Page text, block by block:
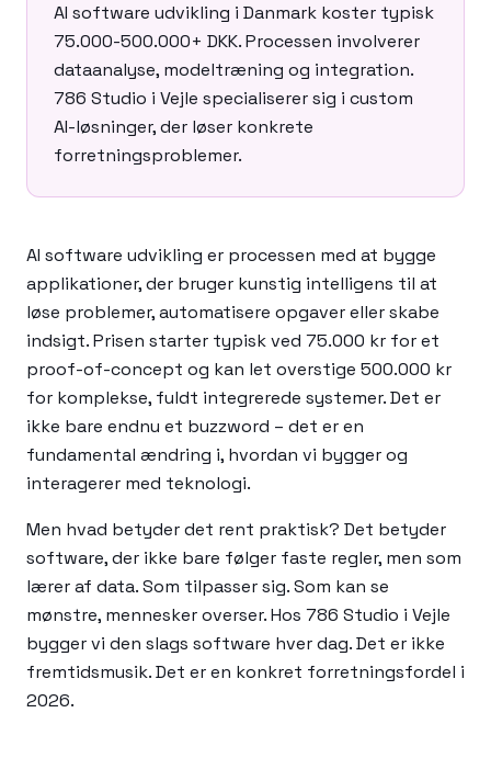
AI software udvikling i Danmark koster typisk
75.000-500.000+ DKK. Processen involverer
dataanalyse, modeltræning og integration.
786 Studio i Vejle specialiserer sig i custom
AI-løsninger, der løser konkrete
forretningsproblemer.
AI software udvikling er processen med at bygge
applikationer, der bruger kunstig intelligens til at
løse problemer, automatisere opgaver eller skabe
indsigt. Prisen starter typisk ved 75.000 kr for et
proof-of-concept og kan let overstige 500.000 kr
for komplekse, fuldt integrerede systemer. Det er
ikke bare endnu et buzzword – det er en
fundamental ændring i, hvordan vi bygger og
interagerer med teknologi.
Men hvad betyder det rent praktisk? Det betyder
software, der ikke bare følger faste regler, men som
lærer af data. Som tilpasser sig. Som kan se
mønstre, mennesker overser. Hos 786 Studio i Vejle
bygger vi den slags software hver dag. Det er ikke
fremtidsmusik. Det er en konkret forretningsfordel i
2026.